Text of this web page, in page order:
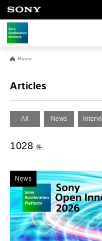
Home
Articles
All News
1028 件
News
お問い合わせ
法人向けサービスに関する
法人お問い合わせ